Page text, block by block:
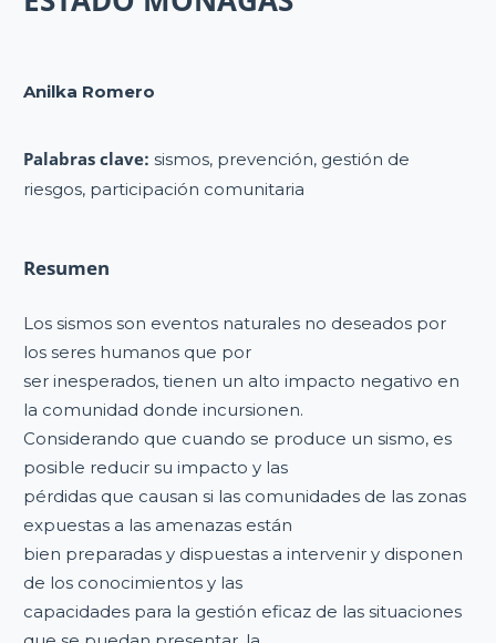
Anilka Romero
Palabras clave:sismos, prevención, gestión de
riesgos, participación comunitaria
Resumen
Los sismos son eventos naturales no deseados por
los seres humanos que por
ser inesperados, tienen un alto impacto negativo en
la comunidad donde incursionen.
Considerando que cuando se produce un sismo, es
posible reducir su impacto y las
pérdidas que causan si las comunidades de las zonas
expuestas a las amenazas están
bien preparadas y dispuestas a intervenir y disponen
de los conocimientos y las
capacidades para la gestión eficaz de las situaciones